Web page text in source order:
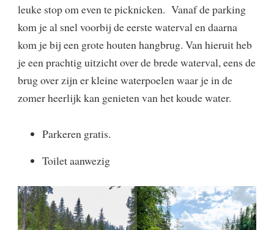
leuke stop om even te picknicken. Vanaf de parking
kom je al snel voorbij de eerste waterval en daarna
kom je bij een grote houten hangbrug. Van hieruit heb
je een prachtig uitzicht over de brede waterval, eens de
brug over zijn er kleine waterpoelen waar je in de
zomer heerlijk kan genieten van het koude water.
​Parkeren gratis.
Toilet aanwezig